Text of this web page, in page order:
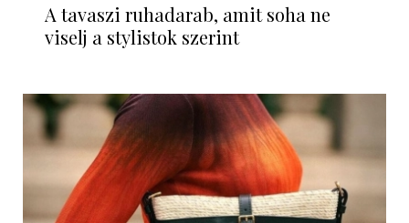
A tavaszi ruhadarab, amit soha ne
viselj a stylistok szerint